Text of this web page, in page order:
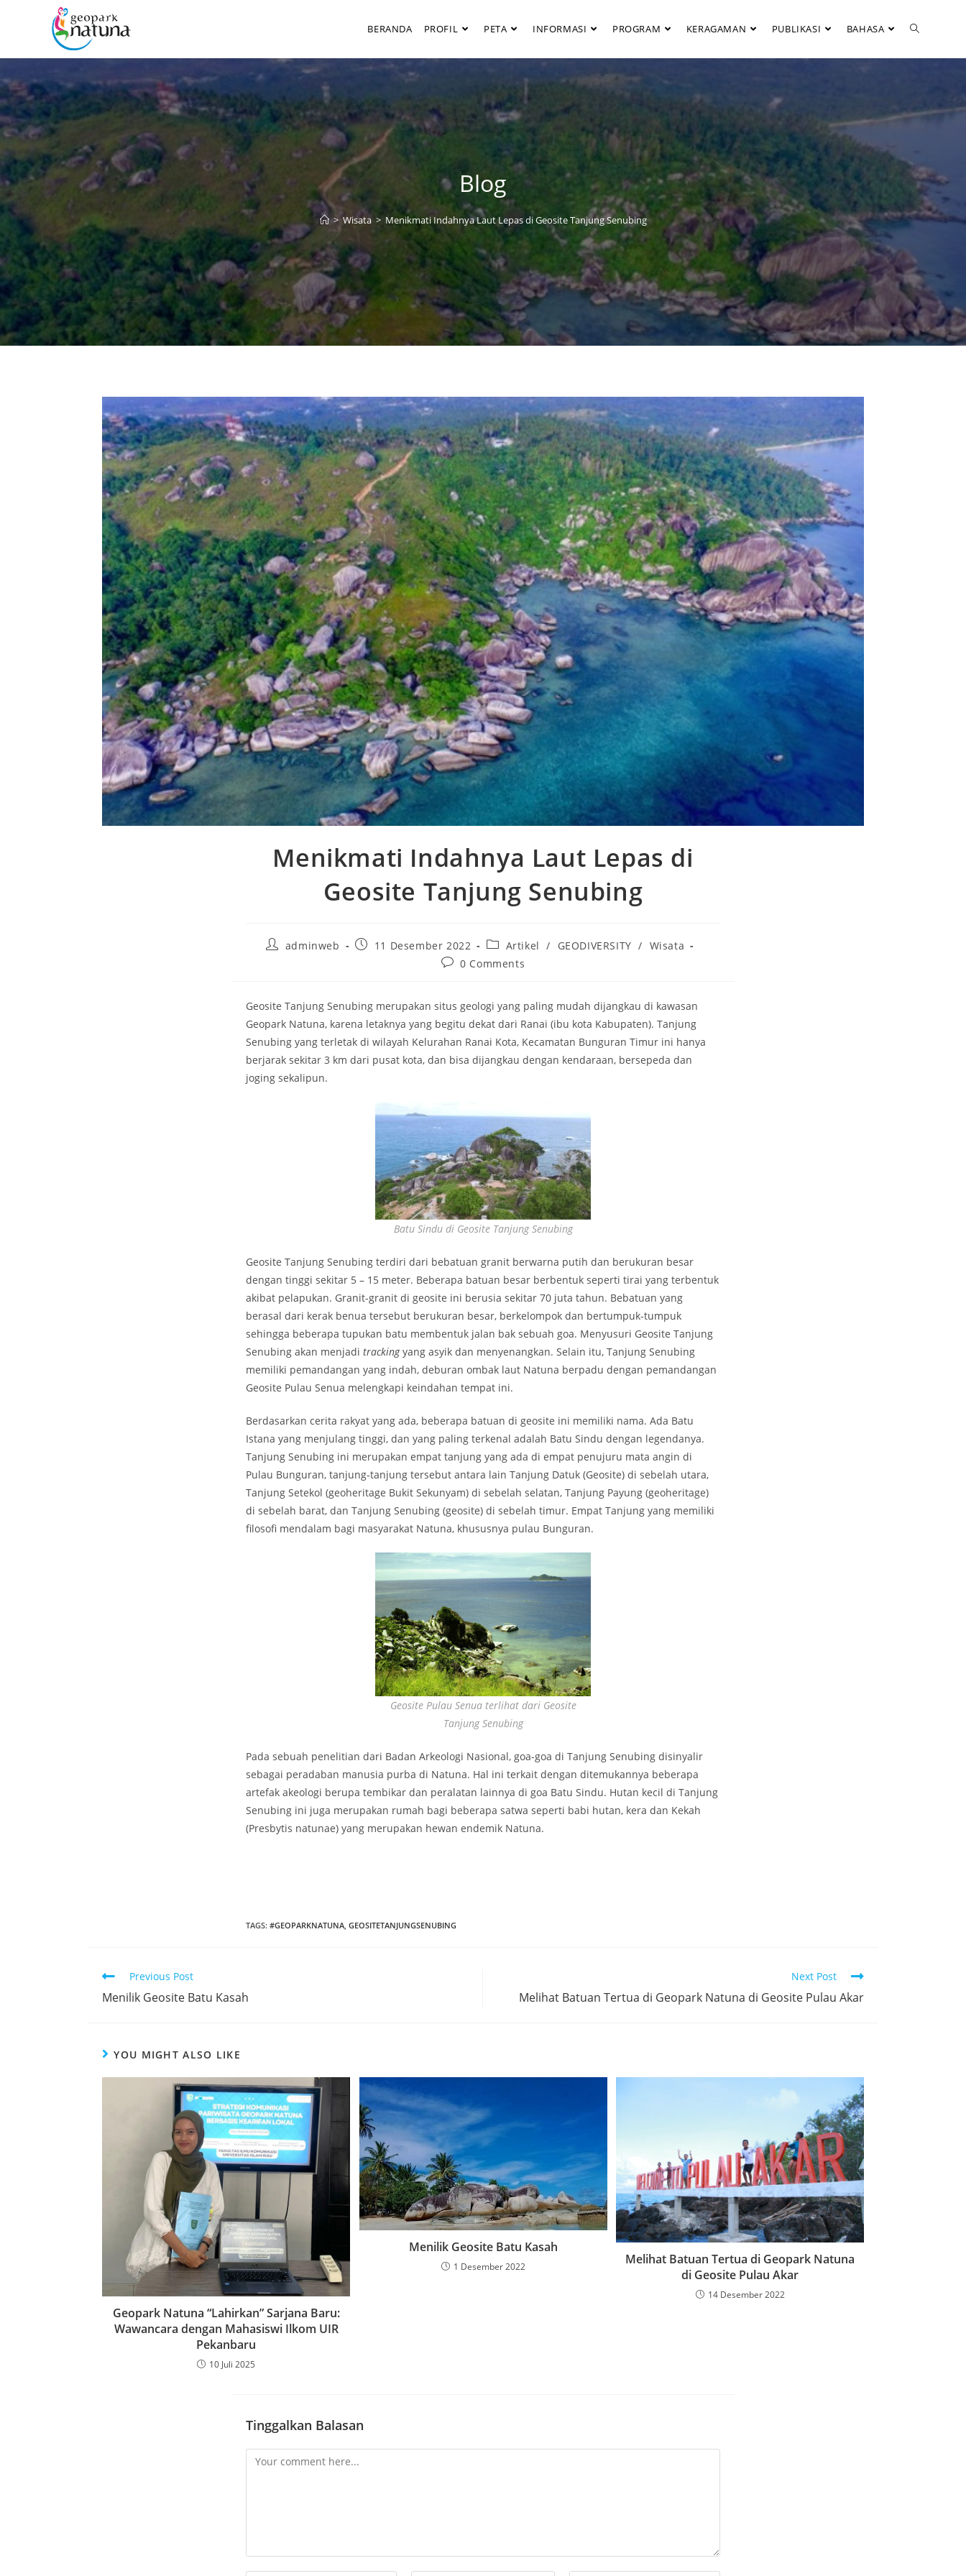
BERANDA PROFIL PETA INFORMASI PROGRAM KERAGAMAN PUBLIKASI BAHASA
Blog
> Wisata > Menikmati Indahnya Laut Lepas di Geosite Tanjung Senubing
Menikmati Indahnya Laut Lepas di
Geosite Tanjung Senubing
adminweb 11 Desember 2022 Artikel / GEODIVERSITY / Wisata
0 Comments
Geosite Tanjung Senubing merupakan situs geologi yang paling mudah dijangkau di kawasan
Geopark Natuna, karena letaknya yang begitu dekat dari Ranai (ibu kota Kabupaten). Tanjung
Senubing yang terletak di wilayah Kelurahan Ranai Kota, Kecamatan Bunguran Timur ini hanya
berjarak sekitar 3 km dari pusat kota, dan bisa dijangkau dengan kendaraan, bersepeda dan
joging sekalipun.
Batu Sindu di Geosite Tanjung Senubing
Geosite Tanjung Senubing terdiri dari bebatuan granit berwarna putih dan berukuran besar
dengan tinggi sekitar 5 – 15 meter. Beberapa batuan besar berbentuk seperti tirai yang terbentuk
akibat pelapukan. Granit-granit di geosite ini berusia sekitar 70 juta tahun. Bebatuan yang
berasal dari kerak benua tersebut berukuran besar, berkelompok dan bertumpuk-tumpuk
sehingga beberapa tupukan batu membentuk jalan bak sebuah goa. Menyusuri Geosite Tanjung
Senubing akan menjadi trackingyang asyik dan menyenangkan. Selain itu, Tanjung Senubing
memiliki pemandangan yang indah, deburan ombak laut Natuna berpadu dengan pemandangan
Geosite Pulau Senua melengkapi keindahan tempat ini.
Berdasarkan cerita rakyat yang ada, beberapa batuan di geosite ini memiliki nama. Ada Batu
Istana yang menjulang tinggi, dan yang paling terkenal adalah Batu Sindu dengan legendanya.
Tanjung Senubing ini merupakan empat tanjung yang ada di empat penujuru mata angin di
Pulau Bunguran, tanjung-tanjung tersebut antara lain Tanjung Datuk (Geosite) di sebelah utara,
Tanjung Setekol (geoheritage Bukit Sekunyam) di sebelah selatan, Tanjung Payung (geoheritage)
di sebelah barat, dan Tanjung Senubing (geosite) di sebelah timur. Empat Tanjung yang memiliki
filosofi mendalam bagi masyarakat Natuna, khususnya pulau Bunguran.
Geosite Pulau Senua terlihat dari Geosite
Tanjung Senubing
Pada sebuah penelitian dari Badan Arkeologi Nasional, goa-goa di Tanjung Senubing disinyalir
sebagai peradaban manusia purba di Natuna. Hal ini terkait dengan ditemukannya beberapa
artefak akeologi berupa tembikar dan peralatan lainnya di goa Batu Sindu. Hutan kecil di Tanjung
Senubing ini juga merupakan rumah bagi beberapa satwa seperti babi hutan, kera dan Kekah
(Presbytis natunae) yang merupakan hewan endemik Natuna.
TAGS: #GEOPARKNATUNA GEOSITETANJUNGSENUBING
Previous Post
Menilik Geosite Batu Kasah
Next Post
Melihat Batuan Tertua di Geopark Natuna di Geosite Pulau Akar
YOU MIGHT ALSO LIKE
Geopark Natuna “Lahirkan” Sarjana Baru:
Wawancara dengan Mahasiswi Ilkom UIR
Pekanbaru
10 Juli 2025
Menilik Geosite Batu Kasah
1 Desember 2022
Melihat Batuan Tertua di Geopark Natuna
di Geosite Pulau Akar
14 Desember 2022
Tinggalkan Balasan